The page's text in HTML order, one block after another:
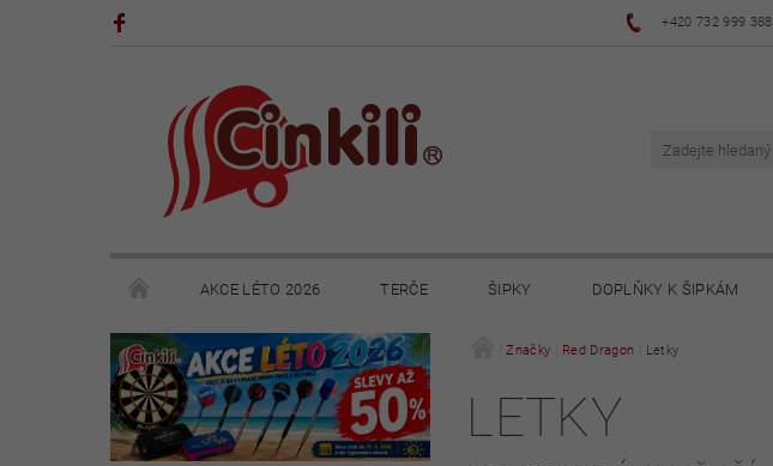
+420 732 999 388
AKCE LÉTO 2026 TERČE ŠIPKY DOPLŇKY K ŠIPKÁM
POHÁRY A TROFEJE VÝPRODEJ HRY NOVINKY 2025
KONTAKTY NAPIŠTE NÁM OBCHODNÍ PODMÍNKY
Značky Red Dragon Letky
LETKY